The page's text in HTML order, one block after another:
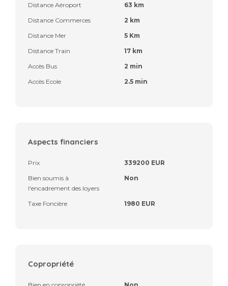
Distance Aéroport
63 km
Distance Commerces
2 km
Distance Mer
5 Km
Distance Train
17 km
Accès Bus
2 min
Accès Ecole
2.5 min
Aspects financiers
Prix
339200 EUR
Bien soumis à
l'encadrement des loyers
Non
Taxe Foncière 1980 EUR
Copropriété
Bien en copropriété Non